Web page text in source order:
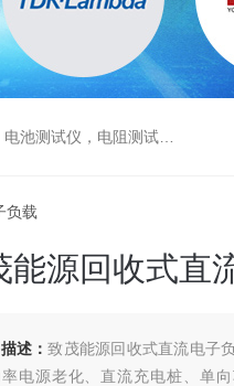
电阻测试仪，数据采集仪
负载
能源回收式直
述：致茂能源回收式直流电子
电源老化、直流充电桩、单